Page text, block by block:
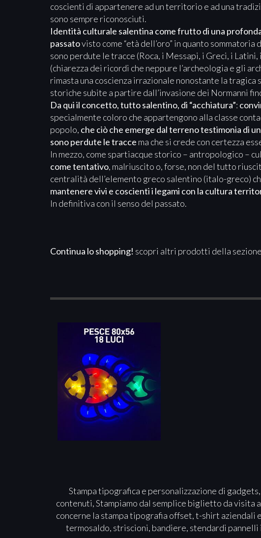
coscienti di appartenere ad un territorio e ad una
sono sempre riconosciuti.
Identità culturale salentina come frutto di una
passatovisto come “età dell’oro” in quanto sommatoria
sono perdute le tracce (Roca, i Messapi, i Greci, i
(chiarezza dei ricordi che neppure l’archeologia e gli
rimasta una coscienza irrazionale nonostante la tragica
storiche subite a partire dall’invasione dei Normanni
Da qui il concetto, tutto salentino, di “acchiatura”:
specialmente coloro che appartengono alla classe
popolo, che ciò che emerge dal terreno testimonia di
sono perdute le tracce ma che si crede con certezza
In mezzo, come spartiacque storico – antropologico –
come tentativo, malriuscito o, forse, non del tutto
centralità dell’elemento greco salentino (italo-greco)
mantenere vivi e coscienti i legami con la cultura
In definitiva con il senso del passato.
Continua lo shopping! scopri altri prodotti della sezione
Stampa tipografica e personalizzazione di
contenuti, Stampiamo dal semplice biglietto da
concerne la stampa tipografia offset, t-shirt aziendali
termosaldo, striscioni, bandiere, stendardi